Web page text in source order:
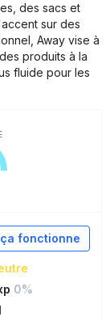
des sacs et
sur des
Away vise à
produits à la
fluide pour les
fonctionne
0%